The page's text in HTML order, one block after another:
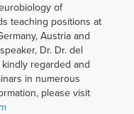
of
teaching positions at
Austria and
Dr. Dr. del
regarded and
in numerous
please visit